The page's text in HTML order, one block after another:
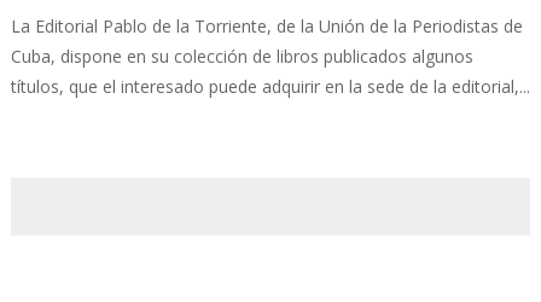
La Editorial Pablo de la Torriente, de la Unión de la Periodistas de
Cuba, dispone en su colección de libros publicados algunos
títulos, que el interesado puede adquirir en la sede de la editorial,...